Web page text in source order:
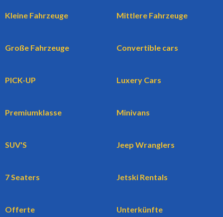
Kleine Fahrzeuge Mittlere Fahrzeuge
Große Fahrzeuge Convertible cars
PICK-UP Luxery Cars
Premiumklasse Minivans
SUV'S Jeep Wranglers
7 Seaters Jetski Rentals
Offerte Unterkünfte